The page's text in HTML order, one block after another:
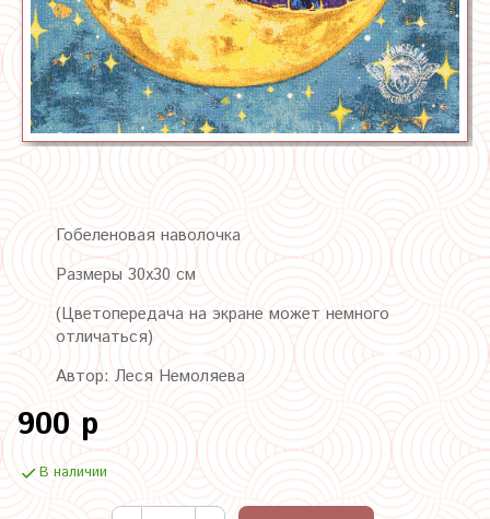
Гобеленовая наволочка
Размеры 30х30 см
(Цветопередача на экране может немного
отличаться)
Автор: Леся Немоляева
900 р
В наличии